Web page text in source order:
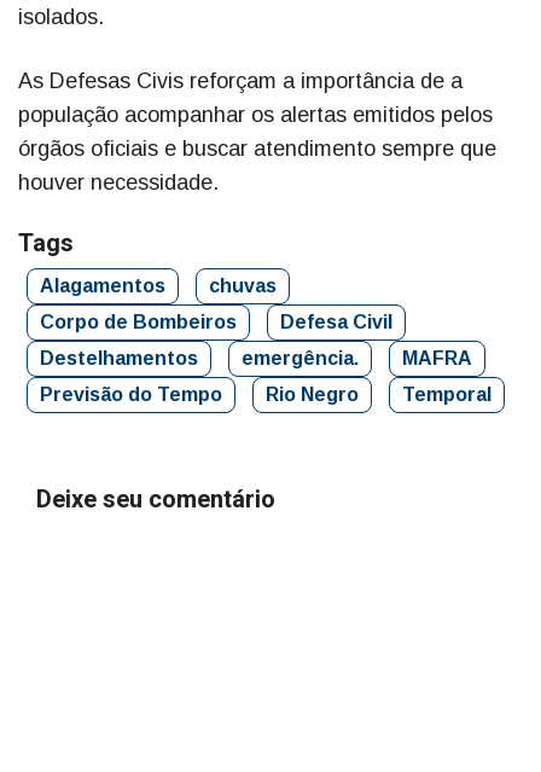
isolados.
As Defesas Civis reforçam a importância de a
população acompanhar os alertas emitidos pelos
órgãos oficiais e buscar atendimento sempre que
houver necessidade.
Tags
Alagamentos
chuvas
Corpo de Bombeiros
Defesa Civil
Destelhamentos
emergência.
MAFRA
Previsão do Tempo
Rio Negro Temporal
Deixe seu comentário